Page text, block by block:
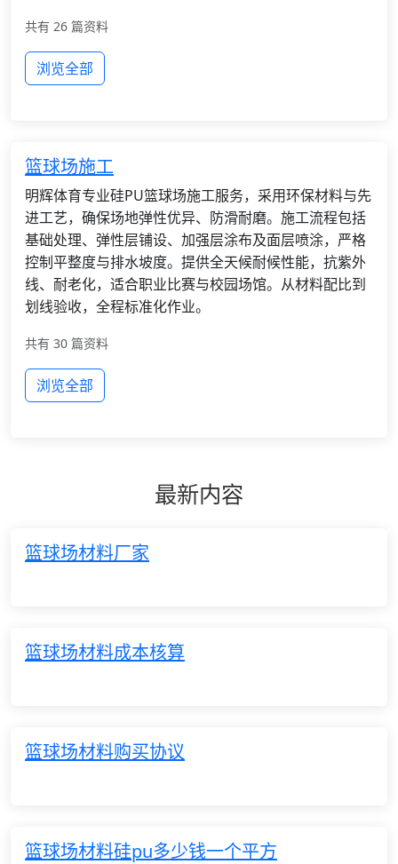
共有 26 篇资料
浏览全部
篮球场施工
明辉体育专业硅PU篮球场施工服务，采用环保材料与先
进工艺，确保场地弹性优异、防滑耐磨。施工流程包括
基础处理、弹性层铺设、加强层涂布及面层喷涂，严格
控制平整度与排水坡度。提供全天候耐候性能，抗紫外
线、耐老化，适合职业比赛与校园场馆。从材料配比到
划线验收，全程标准化作业。
共有 30 篇资料
浏览全部
最新内容
篮球场材料厂家
篮球场材料成本核算
篮球场材料购买协议
篮球场材料硅pu多少钱一个平方